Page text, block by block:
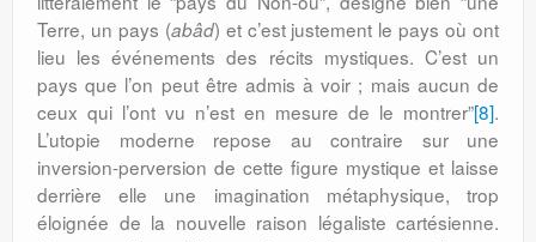
Terre, un pays (abâd) et c’est justement le pays où ont
lieu les événements des récits mystiques. C’est un
pays que l’on peut être admis à voir ; mais aucun de
ceux qui l’ont vu n’est en mesure de le montrer”[8].
L’utopie moderne repose au contraire sur une
inversion-perversion de cette figure mystique et laisse
derrière elle une imagination métaphysique, trop
éloignée de la nouvelle raison légaliste cartésienne.